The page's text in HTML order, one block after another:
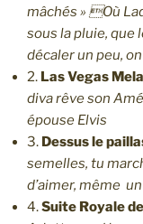
mâchés » Où
sous la pluie, que
décaler un peu,
2. Las Vegas
diva rêve son
épouse Elvis
3. Dessus le
semelles, tu
d’aimer, même
4.Suite Royale